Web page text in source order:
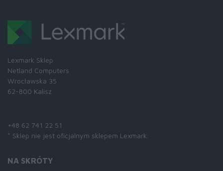
Lexmark Sklep
Netland Computers
Wrocławska 35
62-800 Kalisz
+48 62 741 22 51
* Sklep nie jest oficjalnym sklepem Lexmark.
NA SKRÓTY